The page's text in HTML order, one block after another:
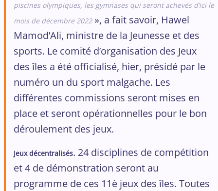
piscines olympiques, les gymnases qui seront achevés d’ici le
mois de décembre 2022», a fait savoir, Hawel
Mamod’Ali, ministre de la Jeunesse et des
sports. Le comité d’organisation des Jeux
des îles a été officialisé, hier, présidé par le
numéro un du sport malgache. Les
différentes commissions seront mises en
place et seront opérationnelles pour le bon
déroulement des jeux.
Jeux décentralisés. 24 disciplines de compétition
et 4 de démonstration seront au
programme de ces 11è jeux des îles. Toutes